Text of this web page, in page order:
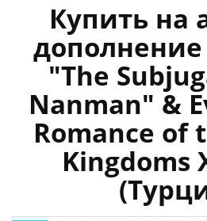
Купить на
дополнение
"The
Nanman" &
Romance of
Kingdoms